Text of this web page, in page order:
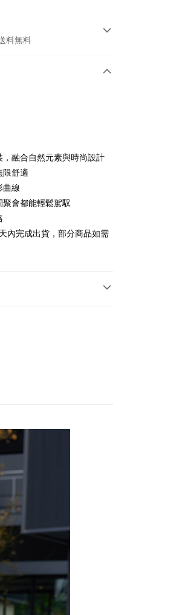
料無料
第一商業銀行
彰化商業銀行
台北富邦商業銀行
兆豐國際商業銀行
台中商業銀行
華泰商業銀行
遠東国際商業銀行
21行の銀行
第一商業銀行
彰化商業銀行
台北富邦商業銀行
兆豐國際商業銀行
台中商業銀行
華泰商業銀行
第一商業銀行
彰化商業銀行
台北富邦商業銀行
兆豐國際商業銀行
台中商業銀行
SMSが届きます。アプリ会
届きます。
品を確かめてから、SMSま
またはATM/オンラインバンキ
ご注意ください。AFTEE ア
るとお支払い期限を最長 45 日
、AFTEEで延長できる日数を
、商品を受け取るまで支払い
け取れない場合があります
商品）。そのため、商品到着
限内にお支払いください。
料無料
料無料
料無料
料無料
融合自然元素與時尚設計
限舒適
曲線
會都能輕鬆駕馭
內完成出貨，部分商品如需